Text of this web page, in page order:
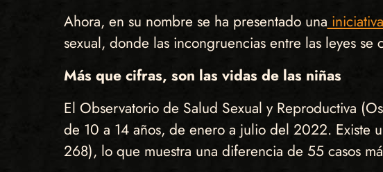
Ahora, en su nombre se ha presentado una
sexual, donde las incongruencias entre las leyes
Más que cifras, son las vidas de las niñas
El Observatorio de Salud Sexual y Reproductiva
de 10 a 14 años, de enero a julio del 2022. Existe
268), lo que muestra una diferencia de 55 casos